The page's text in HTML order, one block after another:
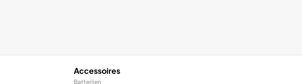
Accessoires
Batterijen